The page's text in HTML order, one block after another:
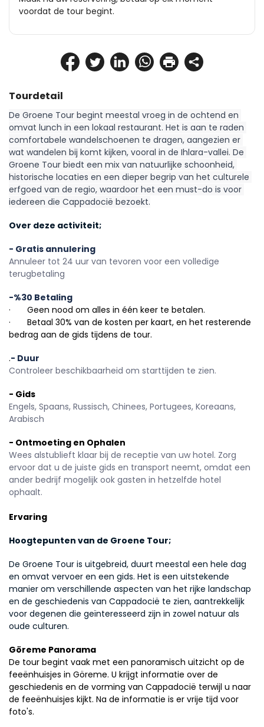
Tourdetail
De Groene Tour begint meestal vroeg in de ochtend en
omvat lunch in een lokaal restaurant. Het is aan te raden
comfortabele wandelschoenen te dragen, aangezien er
wat wandelen bij komt kijken, vooral in de Ihlara-vallei. De
Groene Tour biedt een mix van natuurlijke schoonheid,
historische locaties en een dieper begrip van het culturele
erfgoed van de regio, waardoor het een must-do is voor
iedereen die Cappadocië bezoekt.
Over deze activiteit;
- Gratis annulering
Annuleer tot 24 uur van tevoren voor een volledige
terugbetaling
-%30 Betaling
·       Geen nood om alles in één keer te betalen.
·       Betaal 30% van de kosten per kaart, en het resterende
bedrag aan de gids tijdens de tour.
.- Duur
Controleer beschikbaarheid om starttijden te zien.
- Gids
Engels, Spaans, Russisch, Chinees, Portugees, Koreaans,
Arabisch
- Ontmoeting en Ophalen
Wees alstublieft klaar bij de receptie van uw hotel. Zorg
ervoor dat u de juiste gids en transport neemt, omdat een
ander bedrijf mogelijk ook gasten in hetzelfde hotel
ophaalt.
Ervaring
Hoogtepunten van de Groene Tour;
De Groene Tour is uitgebreid, duurt meestal een hele dag
en omvat vervoer en een gids. Het is een uitstekende
manier om verschillende aspecten van het rijke landschap
en de geschiedenis van Cappadocië te zien, aantrekkelijk
voor degenen die geïnteresseerd zijn in zowel natuur als
oude culturen.
Göreme Panorama
De tour begint vaak met een panoramisch uitzicht op de
feeënhuisjes in Göreme. U krijgt informatie over de
geschiedenis en de vorming van Cappadocië terwijl u naar
de feeënhuisjes kijkt. Na de informatie is er vrije tijd voor
foto's.
voordat de tour begint.